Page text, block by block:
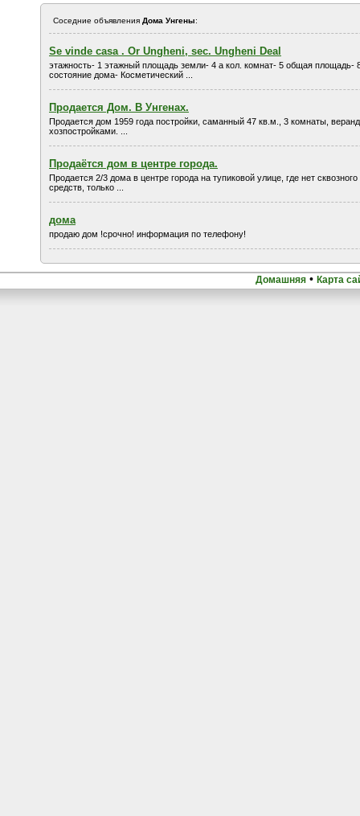
Соседние объявления Дома Унгены:
Se vinde casa . Or Ungheni, sec. Ungheni Deal
этажность- 1 этажный площадь земли- 4 а кол. комнат- 5 общая площадь-
состояние дома- Косметический ...
Продается Дом. В Унгенах.
Продается дом 1959 года постройки, саманный 47 кв.м., 3 комнаты,
хозпостройками. ...
Продаётся дом в центре города.
Продается 2/3 дома в центре города на тупиковой улице, где нет
средств, только ...
дома
продаю дом !срочно! информация по телефону!
Домашняя • Карта